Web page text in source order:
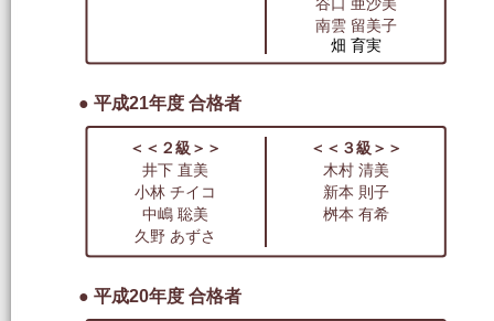
南雲 留美子
畑 育実
● 平成21年度 合格者
＜＜２級＞＞
＜＜３級＞＞
井下 直美
木村 清美
小林 チイコ
新本 則子
中嶋 聡美
桝本 有希
久野 あずさ
● 平成20年度 合格者